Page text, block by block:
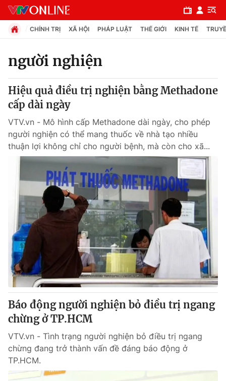
Chuyên mục
Chính trị
Xã hội
Pháp luật
Y tế
Thế giới
Tin tức
Thế giới đó đây
Câu chuyện quốc tế
Kinh tế
Tài chính
Thị trường
Góc doanh nghiệp
Dữ liệu và đời sống
Truyền hình
Phim VTV
Hậu trường
Nhân vật
Giải trí
Điện ảnh
Âm nhạc
Đời sống
CHÍNH TRỊ XÃ HỘI PHÁP LUẬT THẾ GIỚI KINH TẾ
người nghiện
Hiệu quả điều trị nghiện bằng Methadone
cấp dài ngày
VTV.vn - Mô hình cấp Methadone dài ngày, cho phép
người nghiện có thể mang thuốc về nhà tạo nhiều
thuận lợi không chỉ cho người bệnh, mà còn cho xã...
Báo động người nghiện bỏ điều trị ngang
chừng ở TP.HCM
VTV.vn - Tình trạng người nghiện bỏ điều trị ngang
chừng đang trở thành vấn đề đáng báo động ở
TP.HCM.